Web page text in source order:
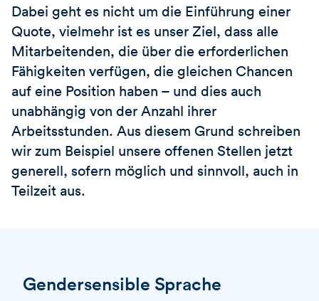
Dabei geht es nicht um die Einführung einer
Quote, vielmehr ist es unser Ziel, dass alle
Mitarbeitenden, die über die erforderlichen
Fähigkeiten verfügen, die gleichen Chancen
auf eine Position haben – und dies auch
unabhängig von der Anzahl ihrer
Arbeitsstunden. Aus diesem Grund schreiben
wir zum Beispiel unsere offenen Stellen jetzt
generell, sofern möglich und sinnvoll, auch in
Teilzeit aus.
Gendersensible Sprache